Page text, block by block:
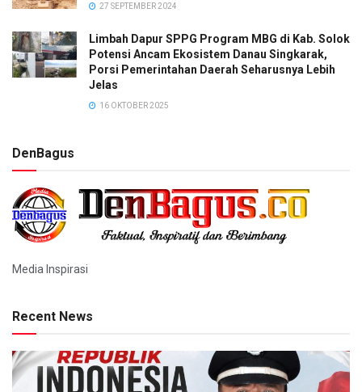
27 SEPTEMBER 2024
Limbah Dapur SPPG Program MBG di Kab. Solok
Potensi Ancam Ekosistem Danau Singkarak,
Porsi Pemerintahan Daerah Seharusnya Lebih
Jelas
16 OKTOBER 2025
DenBagus
Media Inspirasi
Recent News